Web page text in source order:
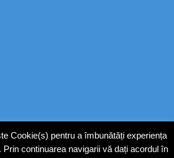
Cookie(s) pentru a îmbunătăți experiența
Prin continuarea navigarii vă dați acordul în